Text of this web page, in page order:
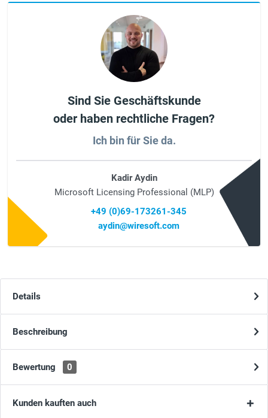
Sind Sie Geschäftskunde
oder haben rechtliche Fragen?
Ich bin für Sie da.
Kadir Aydin
Microsoft Licensing Professional (MLP)
+49 (0)69-173261-345
aydin@wiresoft.com
Details
Beschreibung
Bewertung 0
Kunden kauften auch